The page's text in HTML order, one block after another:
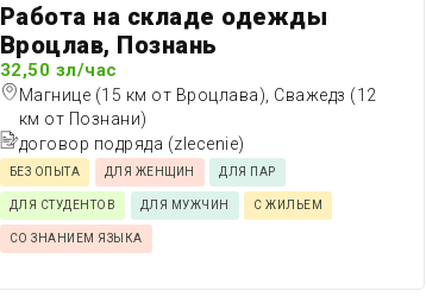
Работа на складе одежды
Вроцлав, Познань
32,50 зл/час
Магнице (15 км от Вроцлава), Сважедз (12
км от Познани)
договор подряда (zlecenie)
БЕЗ ОПЫТА ДЛЯ ЖЕНЩИН ДЛЯ ПАР
ДЛЯ СТУДЕНТОВ ДЛЯ МУЖЧИН С ЖИЛЬЕМ
СО ЗНАНИЕМ ЯЗЫКА